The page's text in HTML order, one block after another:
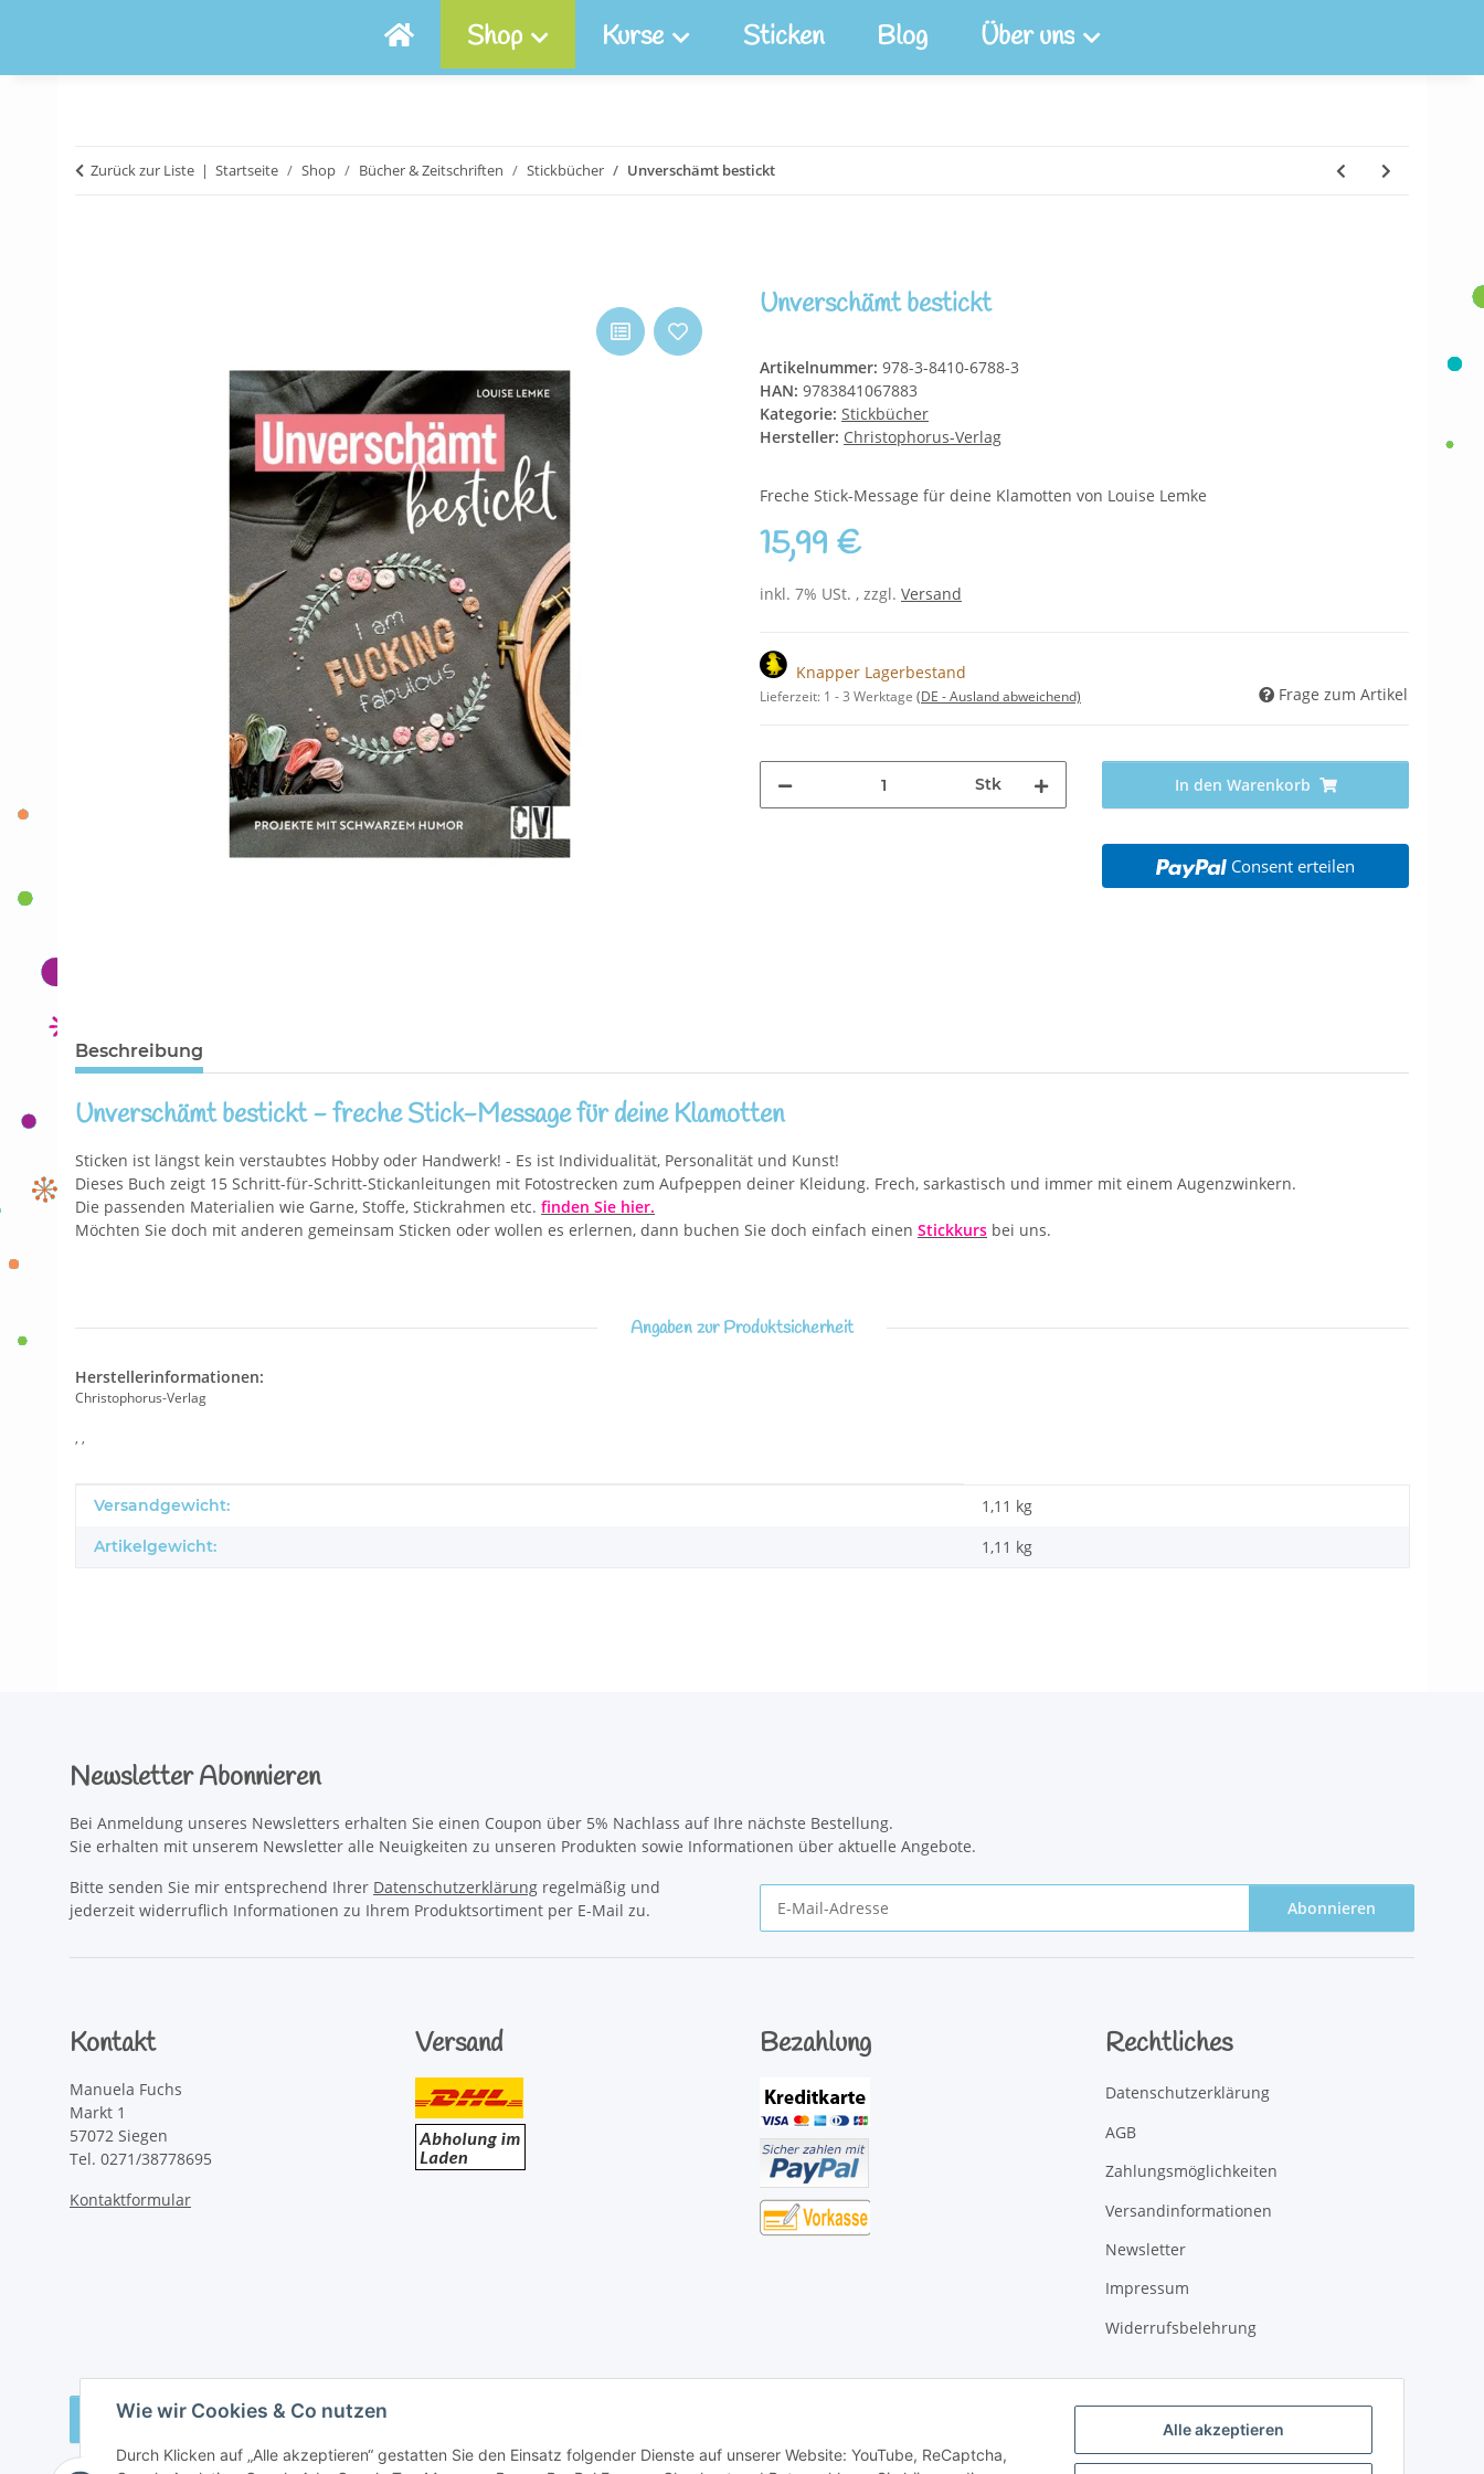
Alle akzeptieren
Wie wir Cookies & Co nutzen
Durch Klicken auf „Alle akzeptieren“ gestatten Sie den Einsatz folgender Dienste auf unserer Website: YouTube, ReCaptcha,
Shop Kurse Sticken Blog Über uns
Zurück zur Liste Startseite Shop Bücher & Zeitschriften Stickbücher Unverschämt bestickt
Unverschämt bestickt
Artikelnummer: 978-3-8410-6788-3
HAN: 9783841067883
Kategorie: Stickbücher
Hersteller: Christophorus-Verlag
Freche Stick-Message für deine Klamotten von Louise Lemke
15,99 €
inkl. 7% USt. , zzgl. Versand
Knapper Lagerbestand
Lieferzeit: 1 - 3 Werktage (DE - Ausland abweichend) Frage zum Artikel
Stk In den Warenkorb
Consent erteilen
Beschreibung
Unverschämt bestickt - freche Stick-Message für deine Klamotten
Sticken ist längst kein verstaubtes Hobby oder Handwerk! - Es ist Individualität, Personalität und Kunst!
Dieses Buch zeigt 15 Schritt-für-Schritt-Stickanleitungen mit Fotostrecken zum Aufpeppen deiner Kleidung. Frech, sarkastisch und immer mit einem Augenzwinkern.
Die passenden Materialien wie Garne, Stoffe, Stickrahmen etc. finden Sie hier.
Möchten Sie doch mit anderen gemeinsam Sticken oder wollen es erlernen, dann buchen Sie doch einfach einen Stickkurs bei uns.
Angaben zur Produktsicherheit
Herstellerinformationen:
Christophorus-Verlag
, ,
Produkteigenschaft
Wert
Versandgewicht: 1,11 kg
Artikelgewicht: 1,11 kg
Newsletter Abonnieren
Bei Anmeldung unseres Newsletters erhalten Sie einen Coupon über 5% Nachlass auf Ihre nächste Bestellung.
Sie erhalten mit unserem Newsletter alle Neuigkeiten zu unseren Produkten sowie Informationen über aktuelle Angebote.
Bitte senden Sie mir entsprechend Ihrer Datenschutzerklärung regelmäßig und
jederzeit widerruflich Informationen zu Ihrem Produktsortiment per E-Mail zu.
Abonnieren
Kontakt
Manuela Fuchs
Markt 1
57072 Siegen
Tel. 0271/38778695
Kontaktformular
Versand Bezahlung Rechtliches
Datenschutzerklärung
AGB
Zahlungsmöglichkeiten
Versandinformationen
Newsletter
Impressum
Widerrufsbelehrung
Vertrag widerrufen